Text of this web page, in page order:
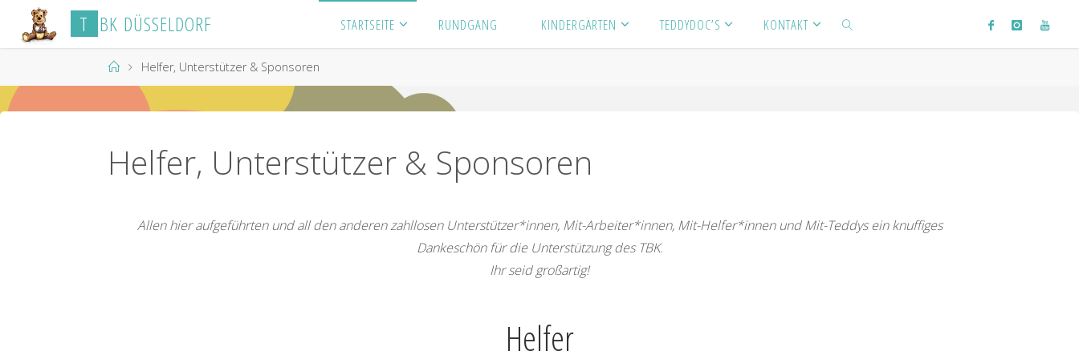
T BK DÜSSELDORF STARTSEITE RUNDGANG KINDERGÄRTEN TEDDYDOC’S KONTAKT
HomeHelfer, Unterstützer & Sponsoren
Helfer, Unterstützer & Sponsoren
Allen hier aufgeführten und all den anderen zahllosen Unterstützer*innen, Mit-Arbeiter*innen, Mit-Helfer*innen und Mit-Teddys ein knuffiges
Dankeschön für die Unterstützung des TBK.
Ihr seid großartig!
Helfer